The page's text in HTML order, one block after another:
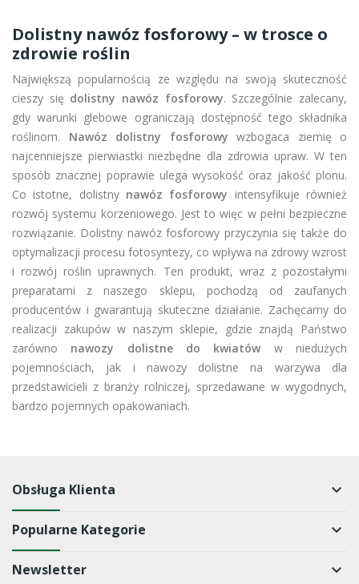
Dolistny nawóz fosforowy – w trosce o
zdrowie roślin
Największą popularnością ze względu na swoją skuteczność
cieszy się dolistny nawóz fosforowy. Szczególnie zalecany,
gdy warunki glebowe ograniczają dostępność tego składnika
roślinom. Nawóz dolistny fosforowy wzbogaca ziemię o
najcenniejsze pierwiastki niezbędne dla zdrowia upraw. W ten
sposób znacznej poprawie ulega wysokość oraz jakość plonu.
Co istotne, dolistny nawóz fosforowy intensyfikuje również
rozwój systemu korzeniowego. Jest to więc w pełni bezpieczne
rozwiązanie. Dolistny nawóz fosforowy przyczynia się także do
optymalizacji procesu fotosyntezy, co wpływa na zdrowy wzrost
i rozwój roślin uprawnych. Ten produkt, wraz z pozostałymi
preparatami z naszego sklepu, pochodzą od zaufanych
producentów i gwarantują skuteczne działanie. Zachęcamy do
realizacji zakupów w naszym sklepie, gdzie znajdą Państwo
zarówno nawozy dolistne do kwiatów w niedużych
pojemnościach, jak i nawozy dolistne na warzywa dla
przedstawicieli z branży rolniczej, sprzedawane w wygodnych,
bardzo pojemnych opakowaniach.
Obsługa Klienta keyboard_arrow_down
Popularne Kategorie keyboard_arrow_down
Newsletter keyboard_arrow_down